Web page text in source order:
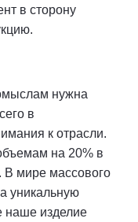
в сторону
нужна
в
к отрасли.
на 20% в
В мире массового
уникальную
наше изделие